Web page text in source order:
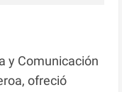
y Comunicación
ofreció